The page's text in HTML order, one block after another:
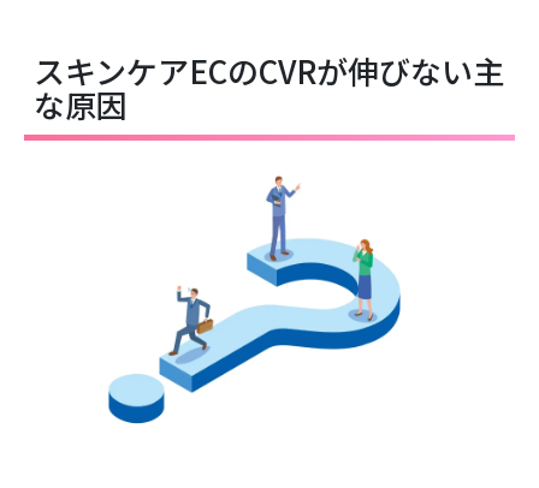
スキンケアECのCVRが伸びない主
な原因